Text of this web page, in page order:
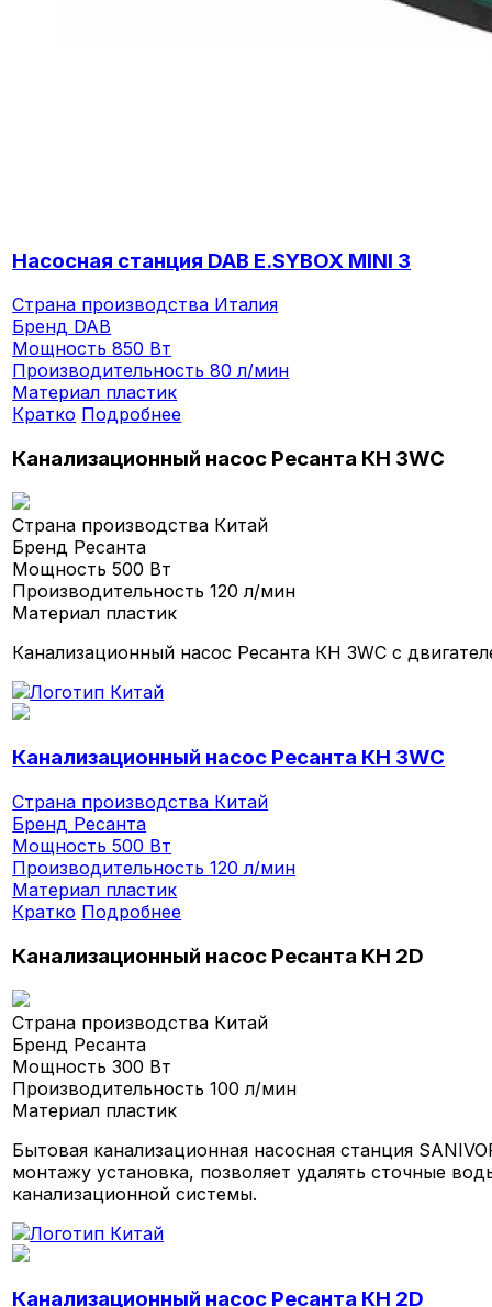
Насосная станция DAB E.SYBOX MINI 3
Страна производства Италия
Бренд DAB
Мощность850 Вт
Производительность80 л/мин
Материал пластик
Кратко Подробнее
Канализационный насос Ресанта КН 3WC
Страна производства Китай
Бренд Ресанта
Мощность500 Вт
Производительность120 л/мин
Материал пластик
Канализационный насос Ресанта КН 3WC с
Канализационный насос Ресанта КН 3WC
Страна производства Китай
Бренд Ресанта
Мощность500 Вт
Производительность120 л/мин
Материал пластик
Кратко Подробнее
Канализационный насос Ресанта КН 2D
Страна производства Китай
Бренд Ресанта
Мощность300 Вт
Производительность100 л/мин
Материал пластик
Бытовая канализационная насосная станция
монтажу установка, позволяет удалять сточные
канализационной системы.
Канализационный насос Ресанта КН 2D